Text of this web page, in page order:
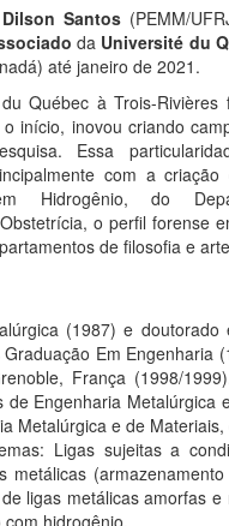
Dilson Santos (PEMM/
da Université du
até janeiro de 2021.
Québec à Trois-Rivières
início, inovou criando
Essa
com a
Hidrogênio, do
o perfil forense
de filosofia e
(1987) e doutorado
Em Engenharia
França (1998/
Engenharia Metalúrgica
Metalúrgica e de
Ligas sujeitas a
ligas metálicas amorfas e
hidrogênio.